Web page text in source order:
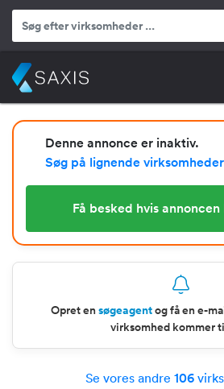
Denne annonce er inaktiv.
Søg på lignende virksomheder
Få besked hvis
Opret en søgeagentog få en e-
virksomhed kommer
Se vores andre 106